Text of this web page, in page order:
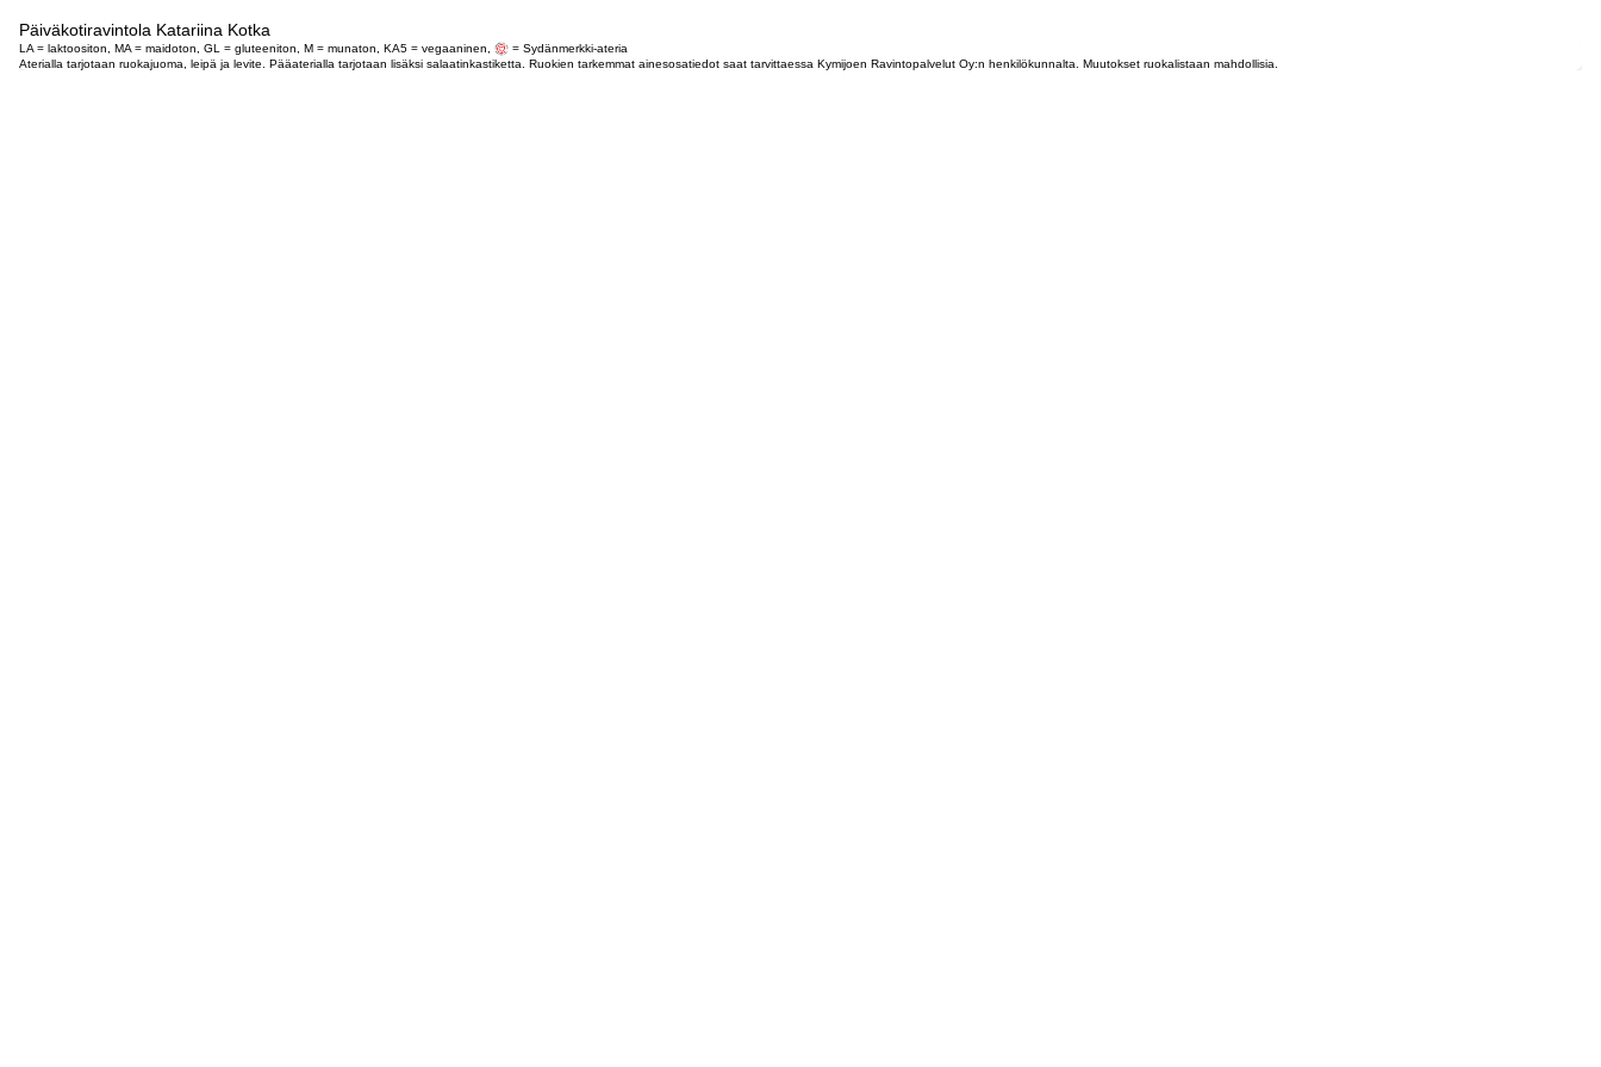
Päiväkotiravintola Katariina Kotka
LA = laktoositon, MA = maidoton, GL = gluteeniton, M = munaton, KA5 = vegaaninen,
= Sydänmerkki-ateria
Aterialla tarjotaan ruokajuoma, leipä ja levite. Pääaterialla tarjotaan lisäksi salaatinkastiketta. Ruokien tarkemmat ainesosatiedot saat tarvittaessa Kymijoen Ravintopalvelut Oy:n henkilökunnalta. Muutokset ruokalistaan mahdollisia.